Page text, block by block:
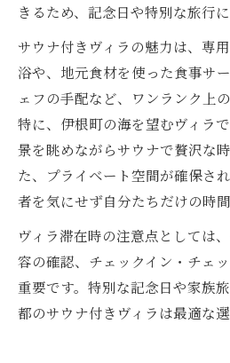
きるため、記念日や特別な旅行
サウナ付きヴィラの魅力は、専
浴や、地元食材を使った食事サ
ェフの手配など、ワンランク上
特に、伊根町の海を望むヴィラ
景を眺めながらサウナで贅沢な
た、プライベート空間が確保さ
者を気にせず自分たちだけの時間
ヴィラ滞在時の注意点としては
容の確認、チェックイン・チェ
重要です。特別な記念日や家族
都のサウナ付きヴィラは最適な